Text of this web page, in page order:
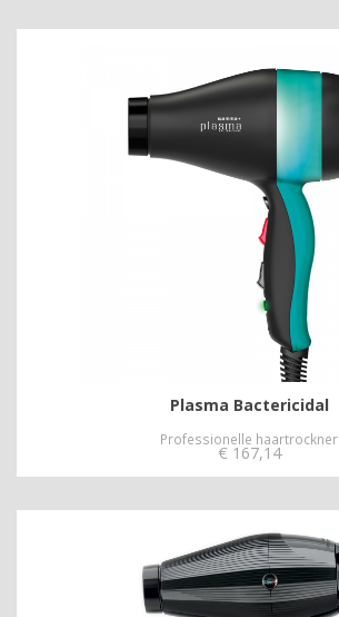
Plasma Bactericidal
Professionelle haartrockner
€ 167,14